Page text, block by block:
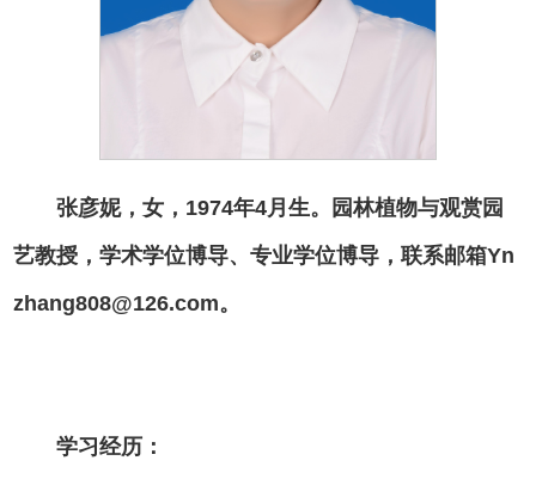
张彦妮，女，1974年4月生。园林植物与观赏园
艺教授，学术学位博导、专业学位博导，联系邮箱Yn
zhang808@126.com。
学习经历：